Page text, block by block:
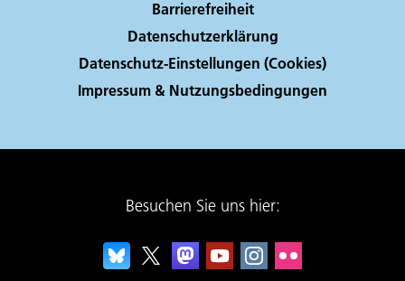
Barrierefreiheit
Datenschutzerklärung
Datenschutz-Einstellungen (Cookies)
Impressum & Nutzungsbedingungen
Besuchen Sie uns hier: